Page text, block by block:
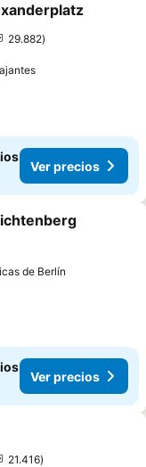
29.882
Ver precios
de Berlín
Ver precios
21.416